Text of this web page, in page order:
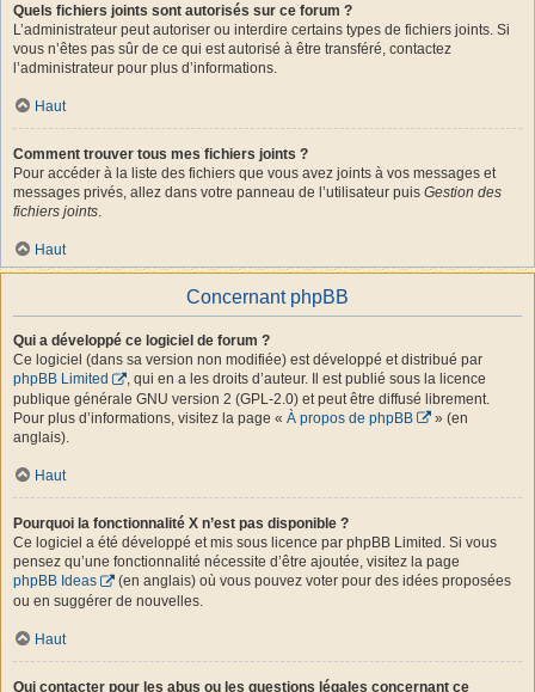
Quels fichiers joints sont autorisés sur ce forum ?
L’administrateur peut autoriser ou interdire certains types de fichiers joints. Si
vous n’êtes pas sûr de ce qui est autorisé à être transféré, contactez
l’administrateur pour plus d’informations.
Haut
Comment trouver tous mes fichiers joints ?
Pour accéder à la liste des fichiers que vous avez joints à vos messages et
messages privés, allez dans votre panneau de l’utilisateur puis Gestion des
fichiers joints.
Haut
Concernant phpBB
Qui a développé ce logiciel de forum ?
Ce logiciel (dans sa version non modifiée) est développé et distribué par
phpBB Limited
, qui en a les droits d’auteur. Il est publié sous la licence
publique générale GNU version 2 (GPL-2.0) et peut être diffusé librement.
Pour plus d’informations, visitez la page « À propos de phpBB
» (en
anglais).
Haut
Pourquoi la fonctionnalité X n’est pas disponible ?
Ce logiciel a été développé et mis sous licence par phpBB Limited. Si vous
pensez qu’une fonctionnalité nécessite d’être ajoutée, visitez la page
phpBB Ideas
(en anglais) où vous pouvez voter pour des idées proposées
ou en suggérer de nouvelles.
Haut
Qui contacter pour les abus ou les questions légales concernant ce